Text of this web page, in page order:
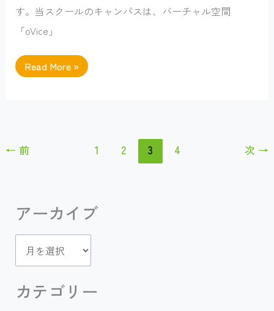
ぼ
う
す。当スクールのキャンパスは、バーチャル空間
「oVice」
【1
月
ン
パ
ち
お
す
を
聞
Read More »
← 前 1 2 3 4 次 →
アーカイブ
ー
カ
イ
カテゴリー